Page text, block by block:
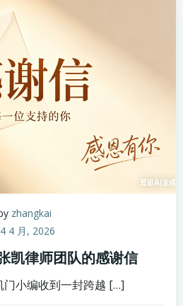
zhangkai
4 月, 2026
凯律师团队的感谢信
门小编收到一封跨越 […]